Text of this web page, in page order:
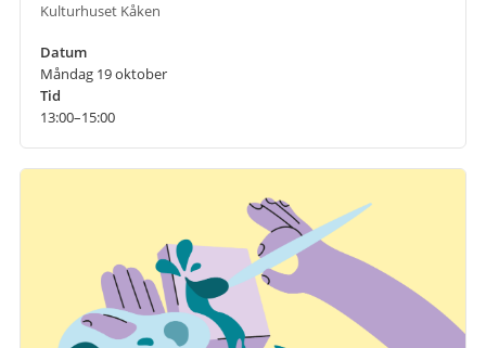
Kulturhuset Kåken
Datum
Måndag 19 oktober
Tid
13:00–15:00